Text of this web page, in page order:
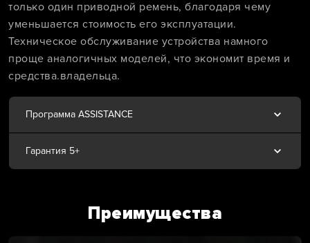
только один приводной ремень, благодаря чему
уменьшается стоимость его эксплуатации.
Техническое обслуживание устройства намного
проще аналогичных моделей, что экономит время и
средства.владельца.
Программа ASSISTANCE
Гарантия 5+
Преимущества